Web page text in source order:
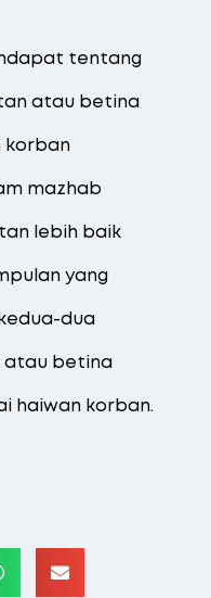
tentang
atau betina
korban
mazhab
lebih baik
yang
dua
atau betina
haiwan korban.